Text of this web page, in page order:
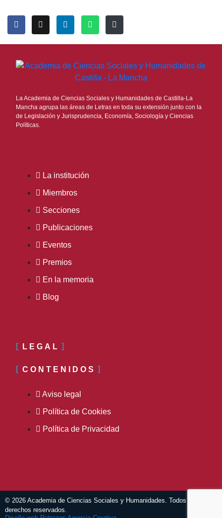
La Academia de Ciencias Sociales y Humanidades de Castilla-La
Mancha agrupa las áreas de Letras en toda su extensión junto con la
de Legislación y Jurisprudencia, Economía, Sociología y Ciencias
Políticas.
La institución
Miembros
Secciones
Publicaciones
Eventos
Premios
En la memoria
Blog
LEGAL
CONTENIDOS
Aviso legal
Política de Cookies
Política de Privacidad
© 2026 Academia de Ciencias Sociales y Humanidades. Todos los
derechos reservados.